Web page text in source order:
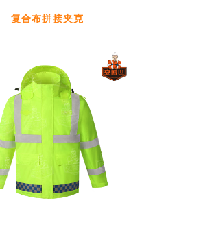
复合布拼接夹克